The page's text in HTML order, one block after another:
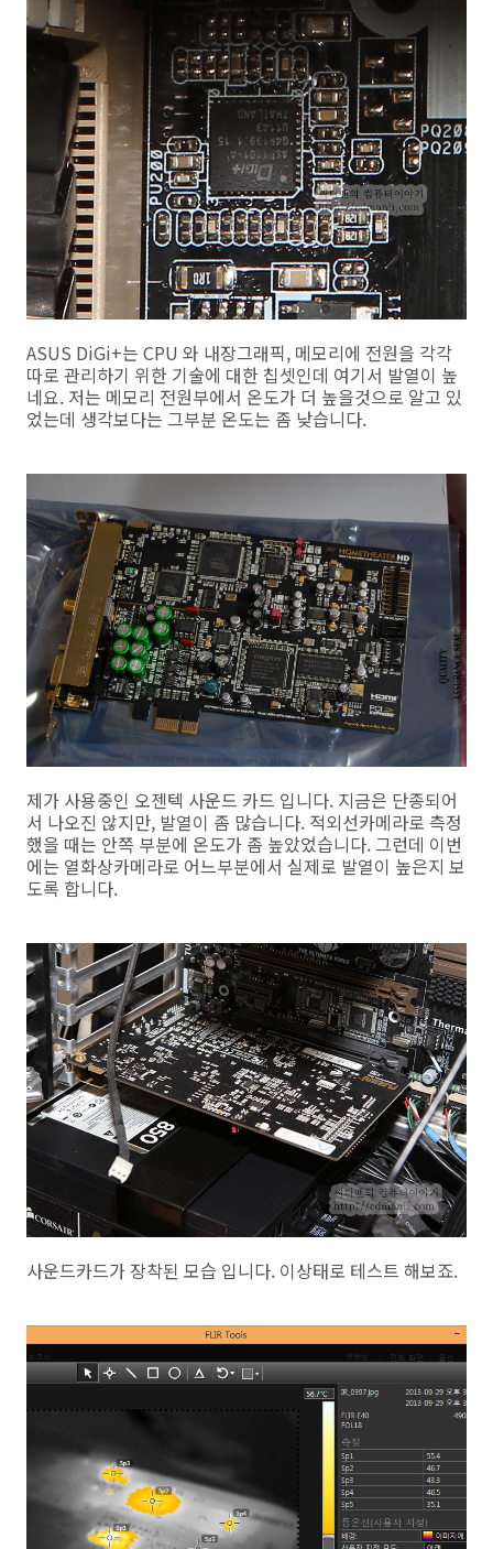
ASUS DiGi+는 CPU 와 내장그래픽, 메모리에 전원을 각각
따로 관리하기 위한 기술에 대한 칩셋인데 여기서 발열이 높
네요. 저는 메모리 전원부에서 온도가 더 높을것으로 알고 있
었는데 생각보다는 그부분 온도는 좀 낮습니다.
제가 사용중인 오젠텍 사운드 카드 입니다. 지금은 단종되어
서 나오진 않지만, 발열이 좀 많습니다. 적외선카메라로 측정
했을 때는 안쪽 부분에 온도가 좀 높았었습니다. 그런데 이번
에는 열화상카메라로 어느부분에서 실제로 발열이 높은지 보
도록 합니다.
사운드카드가 장착된 모습 입니다. 이상태로 테스트 해보죠.